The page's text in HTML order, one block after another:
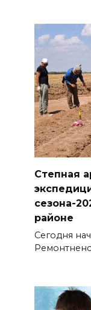
Степная
сезона-
районе
Сегодня